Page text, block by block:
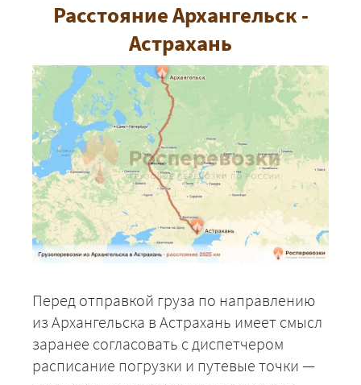
Расстояние Архангельск -
Астрахань
Перед отправкой груза по направлению
из Архангельска в Астрахань имеет смысл
заранее согласовать с диспетчером
расписание погрузки и путевые точки —